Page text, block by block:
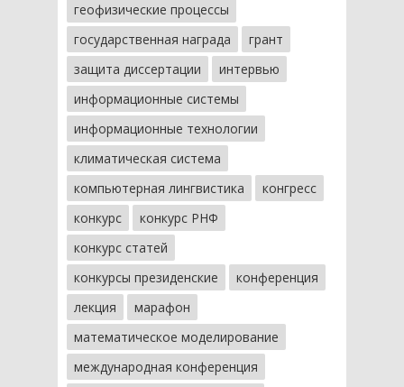
геофизические процессы
государственная награда
грант
защита диссертации
интервью
информационные системы
информационные технологии
климатическая система
компьютерная лингвистика
конгресс
конкурс
конкурс РНФ
конкурс статей
конкурсы президенские
конференция
лекция
марафон
математическое моделирование
международная конференция